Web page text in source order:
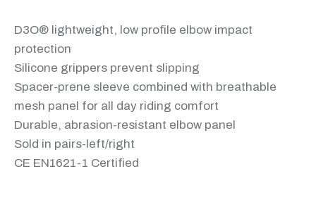
D3O® lightweight, low profile elbow impact
protection
Silicone grippers prevent slipping
Spacer-prene sleeve combined with breathable
mesh panel for all day riding comfort
Durable, abrasion-resistant elbow panel
Sold in pairs-left/right
CE EN1621-1 Certified